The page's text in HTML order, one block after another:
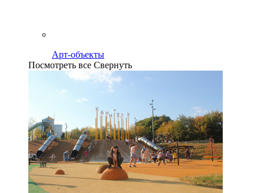
Арт-объекты
Посмотреть все Свернуть